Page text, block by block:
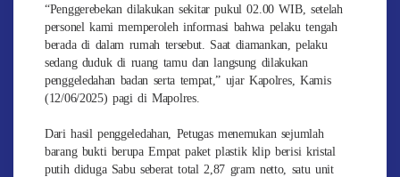
“Penggerebekan dilakukan sekitar pukul 02.00 WIB, setelah
personel kami memperoleh informasi bahwa pelaku tengah
berada di dalam rumah tersebut. Saat diamankan, pelaku
sedang duduk di ruang tamu dan langsung dilakukan
penggeledahan badan serta tempat,” ujar Kapolres, Kamis
(12/06/2025) pagi di Mapolres.
Dari hasil penggeledahan, Petugas menemukan sejumlah
barang bukti berupa Empat paket plastik klip berisi kristal
putih diduga Sabu seberat total 2,87 gram netto, satu unit